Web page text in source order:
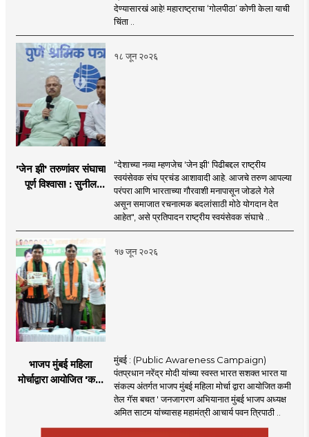
देण्यासारखं आहे! महाराष्ट्राचा ‘गोलपीठा’ कोणी केला याची
चिंता ..
१८ जून २०२६
'जेन झी' तरुणांवर संघाचा
पूर्ण विश्वास! : सुनील
"देशाच्या नव्या म्हणजेच 'जेन झी' पिढीबद्दल राष्ट्रीय
स्वयंसेवक संघ प्रचंड आशावादी आहे. आजचे तरुण आपल्या
परंपरा आणि भारताच्या गौरवाशी मनापासून जोडले गेले
असून समाजात रचनात्मक बदलांसाठी मोठे योगदान देत
आहेत", असे प्रतिपादन राष्ट्रीय स्वयंसेवक संघाचे ..
१७ जून २०२६
भाजप मुंबई महिला
मोर्चाद्वारा आयोजित 'कमी
मुंबई : (Public Awareness Campaign)
पंतप्रधान नरेंद्र मोदी यांच्या स्वस्त भारत सशक्त भारत या
संकल्प अंतर्गत भाजप मुंबई महिला मोर्चा द्वारा आयोजित कमी
तेल गॅस बचत ' जनजागरण अभियानात मुंबई भाजप अध्यक्ष
अमित साटम यांच्यासह महामंत्री आचार्य पवन त्रिपाठी ..